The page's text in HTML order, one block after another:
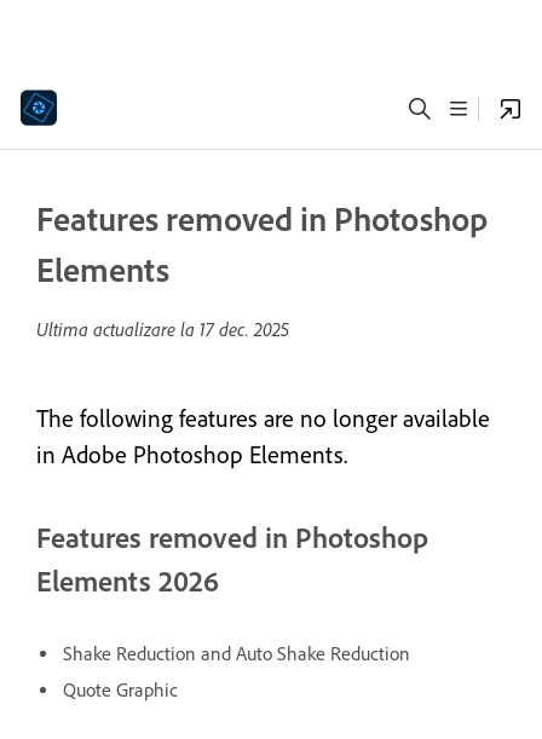
Features removed in Photoshop
Elements
Ultima actualizare la 17 dec. 2025
The following features are no longer available
in Adobe Photoshop Elements.
Features removed in Photoshop
Elements 2026
Shake Reduction and Auto Shake Reduction
Quote Graphic